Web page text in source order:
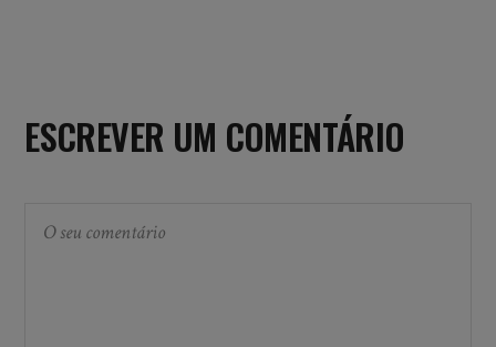
ESCREVER UM COMENTÁRIO